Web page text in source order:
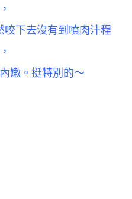
咬下去沒有到噴肉汁程
嫩。挺特別的～